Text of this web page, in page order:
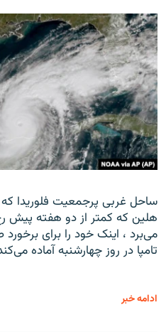
ساحل غربی پرجمعیت فلوریدا که
هلین که کمتر از دو هفته پیش
می‌برد ، اینک خود را برای
تامپا در روز چهارشنبه آماده
ادامه خبر